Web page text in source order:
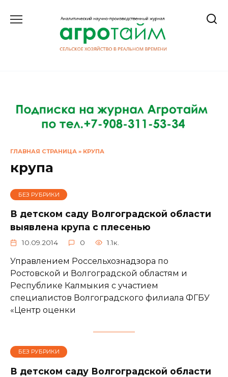
ГЛАВНАЯ СТРАНИЦА » КРУПА
крупа
БЕЗ РУБРИКИ
В детском саду Волгоградской области
выявлена крупа с плесенью
10.09.2014 0 1.1к.
Управлением Россельхознадзора по
Ростовской и Волгоградской областям и
Республике Калмыкия с участием
специалистов Волгоградского филиала ФГБУ
«Центр оценки
БЕЗ РУБРИКИ
В детском саду Волгоградской области